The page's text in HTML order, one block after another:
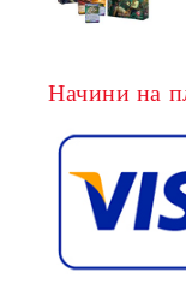
Начини на